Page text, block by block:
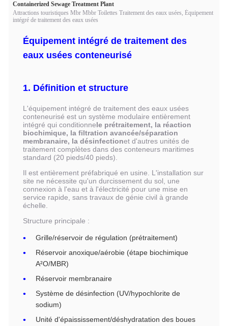
Containerized Sewage Treatment Plant
Attractions touristiques Mbr Mbbr Toilettes Traitement des eaux usées, Équipement
intégré de traitement des eaux usées
Équipement intégré de traitement des
eaux usées conteneurisé
1. Définition et structure
L'équipement intégré de traitement des eaux usées
conteneurisé est un système modulaire entièrement
intégré qui conditionnele prétraitement, la réaction
biochimique, la filtration avancée/séparation
membranaire, la désinfectionet d'autres unités de
traitement complètes dans des conteneurs maritimes
standard (20 pieds/40 pieds).
Il est entièrement préfabriqué en usine. L'installation sur
site ne nécessite qu'un durcissement du sol, une
connexion à l'eau et à l'électricité pour une mise en
service rapide, sans travaux de génie civil à grande
échelle.
Structure principale :
Grille/réservoir de régulation (prétraitement)
Réservoir anoxique/aérobie (étape biochimique
A²O/MBR)
Réservoir membranaire
Système de désinfection (UV/hypochlorite de
sodium)
Unité d'épaississement/déshydratation des boues